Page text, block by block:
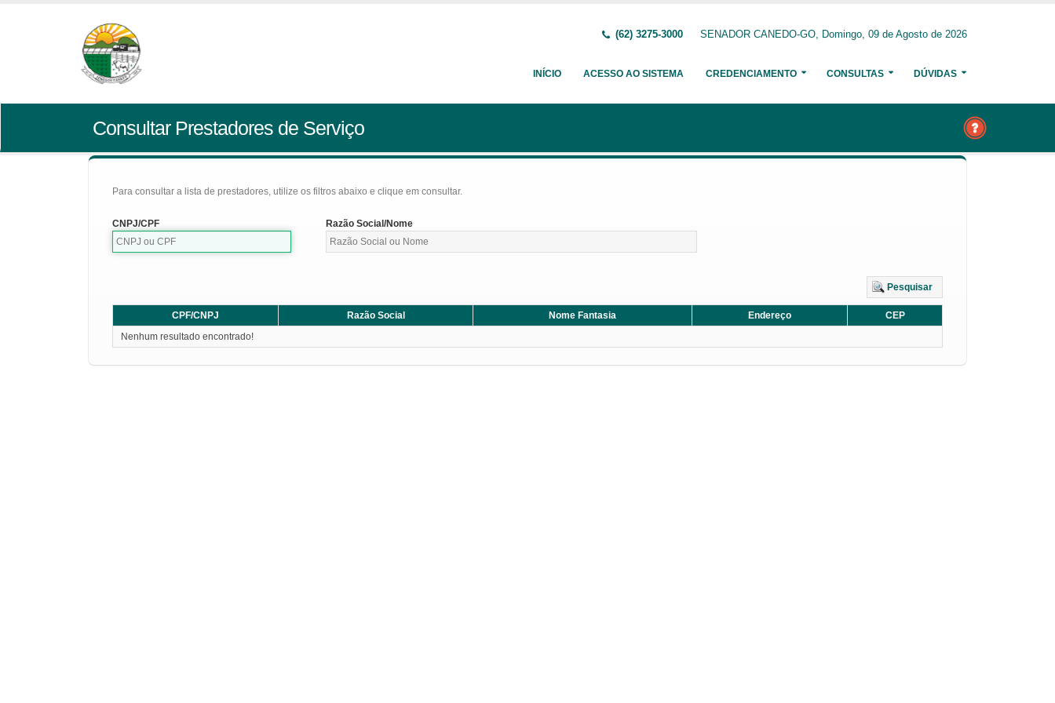
(62) 3275-3000 SENADOR CANEDO-GO, Domingo, 09 de Agosto de 2026
INÍCIO ACESSO AO SISTEMA CREDENCIAMENTO CONSULTAS DÚVIDAS
Consultar Prestadores de Serviço
Para consultar a lista de prestadores, utilize os filtros abaixo e clique em consultar.
CNPJ/CPF Razão Social/Nome
Pesquisar
CPF/CNPJ Razão Social Nome Fantasia Endereço
CEP
Nenhum resultado encontrado!